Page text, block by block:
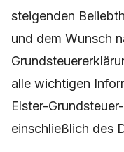
steigenden
und dem Wunsch
alle wichtigen
Elster-
einschließlich des